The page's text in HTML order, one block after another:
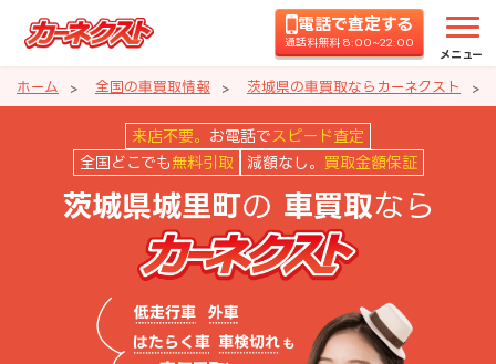
電話で査定する
通話料無料 8:00~22:00
メニュー
ホーム 全国の車買取情報 茨城県の車買取ならカーネクスト
茨城県城里町の車買取ならカー
来店不要。 お電話で スピード査定
全国どこでも 無料引取 減額なし。 買取金額保証
茨城県城里町の 車買取なら